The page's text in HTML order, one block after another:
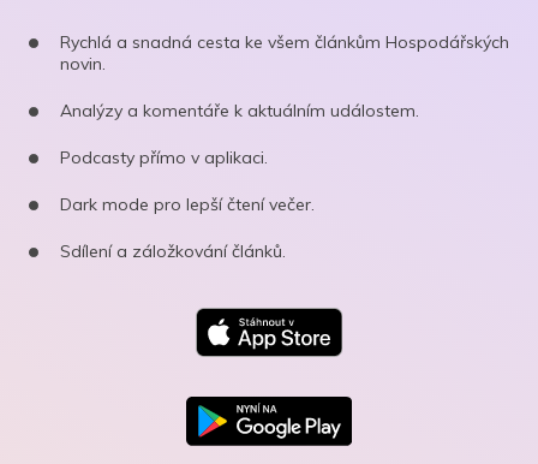
Rychlá a snadná cesta ke všem článkům Hospodářských
novin.
Analýzy a komentáře k aktuálním událostem.
Podcasty přímo v aplikaci.
Dark mode pro lepší čtení večer.
Sdílení a záložkování článků.